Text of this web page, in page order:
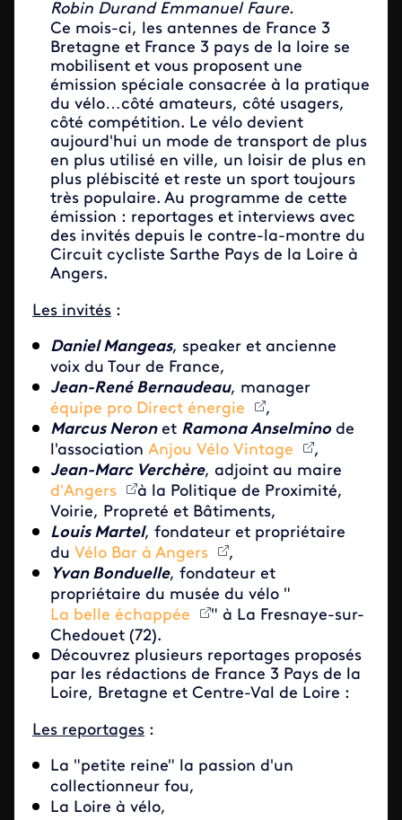
Robin Durand Emmanuel Faure.
Ce mois-ci, les antennes de France 3
Bretagne et France 3 pays de la loire se
mobilisent et vous proposent une
émission spéciale consacrée à la pratique
du vélo…côté amateurs, côté usagers,
côté compétition. Le vélo devient
aujourd'hui un mode de transport de plus
en plus utilisé en ville, un loisir de plus en
plus plébiscité et reste un sport toujours
très populaire. Au programme de cette
émission : reportages et interviews avec
des invités depuis le contre-la-montre du
Circuit cycliste Sarthe Pays de la Loire à
Angers.
Les invités :
Daniel Mangeas, speaker et ancienne
voix du Tour de France,
Jean-René Bernaudeau, manager
équipe pro Direct énergie
,
Marcus Neronet Ramona Anselminode
l'association Anjou Vélo Vintage
,
Jean-Marc Verchère, adjoint au maire
d’Angers
à la Politique de Proximité,
Voirie, Propreté et Bâtiments,
Louis Martel, fondateur et propriétaire
du Vélo Bar à Angers
,
Yvan Bonduelle, fondateur et
propriétaire du musée du vélo "
La belle échappée
" à La Fresnaye-sur-
Chedouet (72).
Découvrez plusieurs reportages proposés
par les rédactions de France 3 Pays de la
Loire, Bretagne et Centre-Val de Loire :
Les reportages :
La "petite reine" la passion d'un
collectionneur fou,
La Loire à vélo,